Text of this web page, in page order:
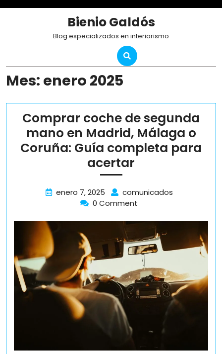
Bienio Galdós
Blog especializados en interiorismo
Mes: enero 2025
Comprar coche de segunda
mano en Madrid, Málaga o
Coruña: Guía completa para
acertar
de
segunda
mano
en
Madrid,
Málaga
o
Coruña:
completa
enero 7, 2025enero
7,
comunicadosComprar
segunda
en
o
Coruña:
Guía
0 Comment